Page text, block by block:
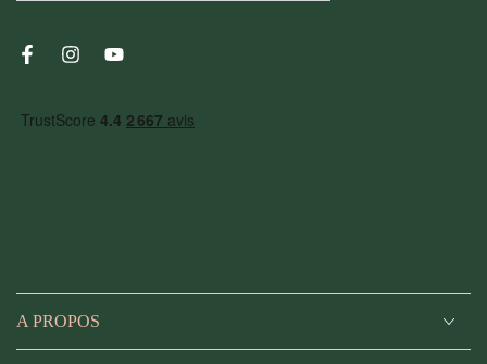
A PROPOS
FacebookInstagramYouTube